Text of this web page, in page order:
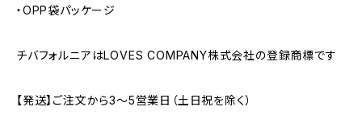
・OPP袋パッケージ
チバフォルニアはLOVES COMPANY株式会社の登録商標です
【発送】ご注文から3〜5営業日（土日祝を除く）